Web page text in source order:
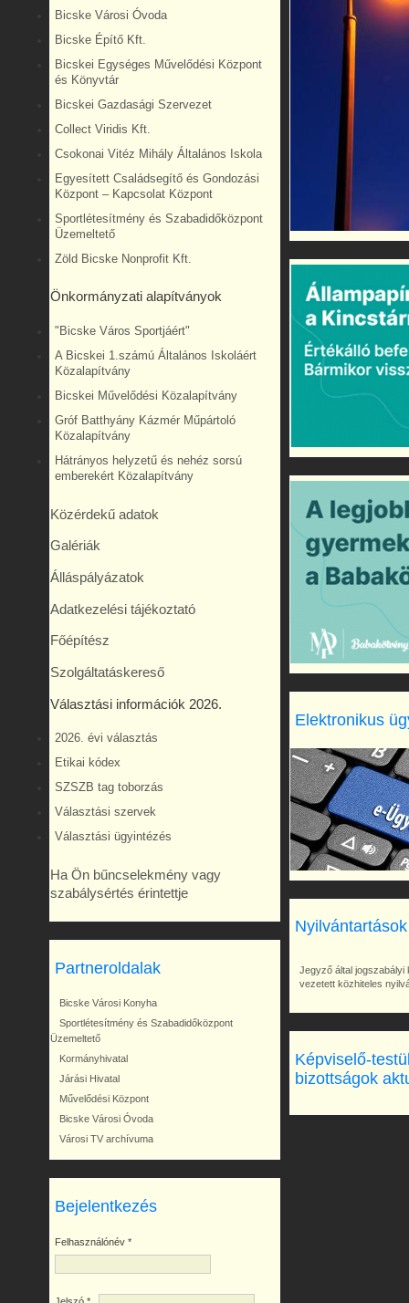
Bicske Városi Óvoda
Bicske Építő Kft.
Bicskei Egységes Művelődési Központ
és Könyvtár
Bicskei Gazdasági Szervezet
Collect Viridis Kft.
Csokonai Vitéz Mihály Általános Iskola
Egyesített Családsegítő és Gondozási
Központ – Kapcsolat Központ
Sportlétesítmény és Szabadidőközpont
Üzemeltető
Zöld Bicske Nonprofit Kft.
Önkormányzati alapítványok
"Bicske Város Sportjáért"
A Bicskei 1.számú Általános Iskoláért
Közalapítvány
Bicskei Művelődési Közalapítvány
Gróf Batthyány Kázmér Műpártoló
Közalapítvány
Hátrányos helyzetű és nehéz sorsú
emberekért Közalapítvány
Közérdekű adatok
Galériák
Álláspályázatok
Adatkezelési tájékoztató
Főépítész
Szolgáltatáskereső
Választási információk 2026.
2026. évi választás
Etikai kódex
SZSZB tag toborzás
Választási szervek
Választási ügyintézés
Ha Ön bűncselekmény vagy
szabálysértés érintettje
Partneroldalak
Bicske Városi Konyha
Sportlétesítmény és Szabadidőközpont
Üzemeltető
Kormányhivatal
Járási Hivatal
Művelődési Központ
Bicske Városi Óvoda
Városi TV archívuma
Bejelentkezés
Felhasználónév *
Elektronikus
Nyilvántartások
Jegyző által jogszabályi
vezetett közhiteles
Képviselő-
bizottságok